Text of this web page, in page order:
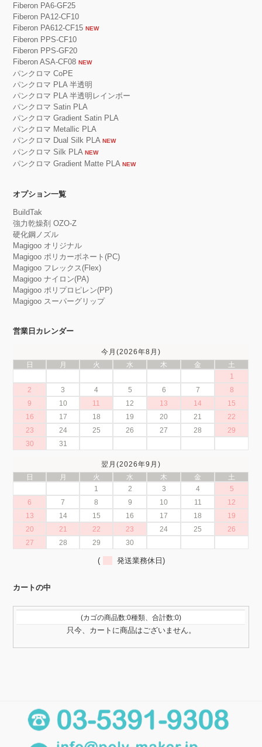
Fiberon PA6-GF25
Fiberon PA12-CF10
Fiberon PA612-CF15 NEW
Fiberon PPS-CF10
Fiberon PPS-GF20
Fiberon ASA-CF08 NEW
パンクロマ CoPE
パンクロマ PLA 半透明
パンクロマ PLA 半透明レインボー
パンクロマ Satin PLA
パンクロマ Gradient Satin PLA
パンクロマ Metallic PLA
パンクロマ Dual Silk PLA NEW
パンクロマ Silk PLA NEW
パンクロマ Gradient Matte PLA NEW
オプション一覧
BuildTak
強力乾燥剤 OZO-Z
硬化鋼ノズル
Magigoo オリジナル
Magigoo ポリカーボネート(PC)
Magigoo フレックス(Flex)
Magigoo ナイロン(PA)
Magigoo ポリプロピレン(PP)
Magigoo スーパーグリップ
営業日カレンダー
今月(2026年8月)
日
月 火 水 木 金
土
1
2
3 4 5 6 7
8
9
10 11 12 13 14
15
16
17 18 19 20 21
22
23
24 25 26 27 28
29
30
31
翌月(2026年9月)
日
月 火 水 木 金
土
1
2 3 4
5
6
7 8 9 10 11
12
13
14 15 16 17 18
19
20
21 22 23 24 25
26
27
28 29 30
( 発送業務休日)
カートの中
(カゴの商品数:0種類、合計数:0)
只今、カートに商品はございません。